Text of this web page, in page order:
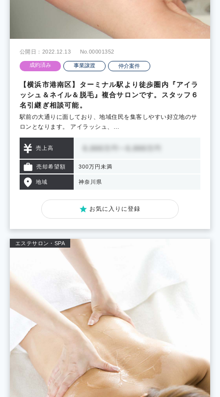
公開日：2022.12.13 No.00001352
成約済み 事業譲渡 仲介案件
【横浜市港南区】ターミナル駅より徒歩圏内『アイラ
ッシュ＆ネイル＆脱毛』複合サロンです。スタッフ６
名引継ぎ相談可能。
駅前の大通りに面しており、地域住民を集客しやすい好立地のサ
ロンとなります。 アイラッシュ、…
売上高
売却希望額 300万円未満
地域 神奈川県
お気に入りに登録
エステサロン・SPA